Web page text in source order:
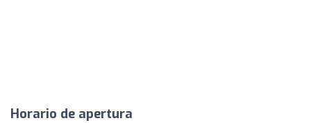
Horario de apertura